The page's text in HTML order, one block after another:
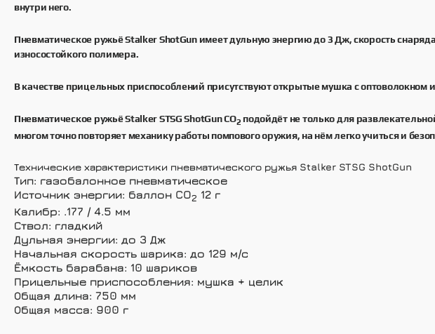
внутри него.
Пневматическое ружьё Stalker ShotGun имеет дульную энергию до 3 Дж, скорость
износостойкого полимера.
В качестве прицельных приспособлений присутствуют открытые мушка с
Пневматическое ружьё Stalker STSG ShotGun CO2 подойдёт не только для
многом точно повторяет механику работы помпового оружия, на нём легко учиться и
Технические характеристики пневматического ружья Stalker STSG ShotGun
Тип: газобалонное пневматическое
Источник энергии: баллон CO2 12 г
Калибр: .177 / 4.5 мм
Ствол: гладкий
Дульная энергии: до 3 Дж
Начальная скорость шарика: до 129 м/с
Ёмкость барабана: 10 шариков
Прицельные приспособления: мушка + целик
Общая длина: 750 мм
Общая масса: 900 г